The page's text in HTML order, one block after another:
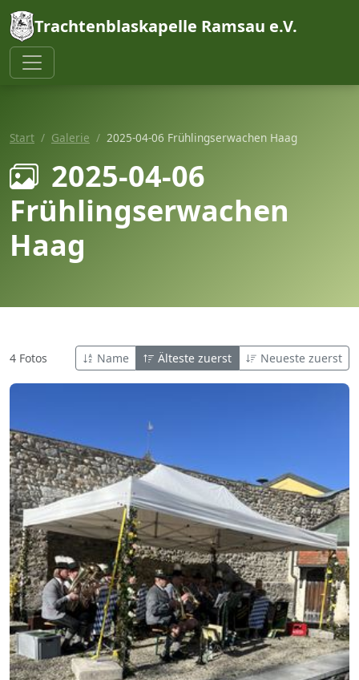
Trachtenblaskapelle Ramsau e.V.
Start Galerie 2025-04-06 Frühlingserwachen Haag
2025-04-06
Frühlingserwachen
Haag
4 Fotos Name Älteste zuerst Neueste zuerst